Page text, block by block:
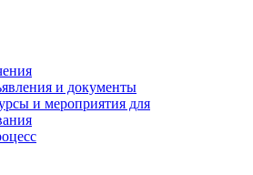
и документы
и мероприятия для